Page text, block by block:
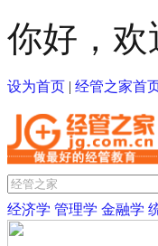
你好，欢
设为首页 | 经管之家首
经济学 管理学 金融学